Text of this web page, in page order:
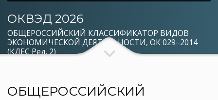
ОКВЭД 2026
ОБЩЕРОССИЙСКИЙ КЛАССИФИКАТОР ВИДОВ
ЭКОНОМИЧЕСКОЙ ДЕЯТЕЛЬНОСТИ, ОК 029–2014
(КДЕС Ред. 2)
ОБЩЕРОССИЙСКИЙ